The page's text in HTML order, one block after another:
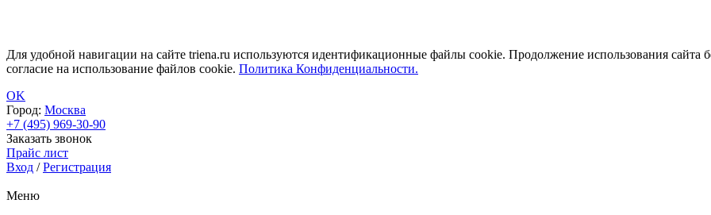
Для удобной навигации на сайте triena.ru используются идентификационные файлы cookie. Продолжение использования сайта
согласие на использование файлов cookie. Политика Конфиденциальности.
OK
Город: Москва
+7 (495) 969-30-90
Заказать звонок
Прайс лист
Вход /Регистрация
Меню